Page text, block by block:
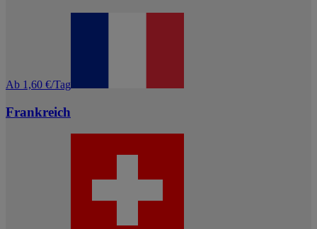
Ab 1,60 €/Tag
Frankreich